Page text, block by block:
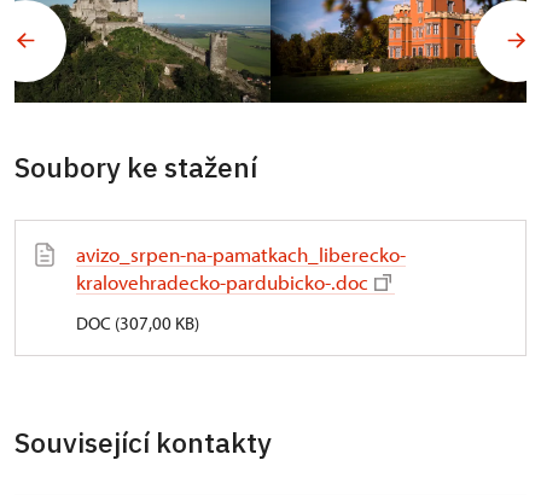
Soubory ke stažení
avizo_srpen-na-pamatkach_liberecko-
kralovehradecko-pardubicko-.doc
DOC (307,00 KB)
Související kontakty